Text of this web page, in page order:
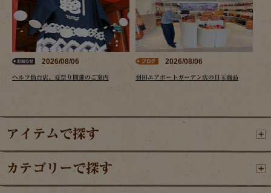
2026/08/06
ヘルツ仙台店、夏祭り開催のご案内
2026/08/06
羽田エアポートガーデン店の目玉商品
アイテムで探す
カテゴリーで探す